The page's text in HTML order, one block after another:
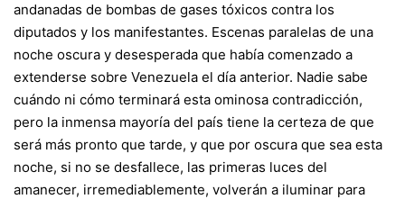
andanadas de bombas de gases tóxicos contra los
diputados y los manifestantes. Escenas paralelas de una
noche oscura y desesperada que había comenzado a
extenderse sobre Venezuela el día anterior. Nadie sabe
cuándo ni cómo terminará esta ominosa contradicción,
pero la inmensa mayoría del país tiene la certeza de que
será más pronto que tarde, y que por oscura que sea esta
noche, si no se desfallece, las primeras luces del
amanecer, irremediablemente, volverán a iluminar para